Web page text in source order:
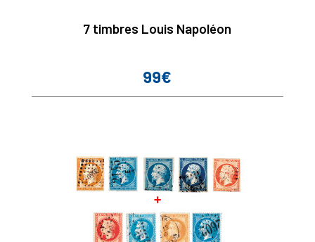
7 timbres Louis Napoléon
Prix
99€